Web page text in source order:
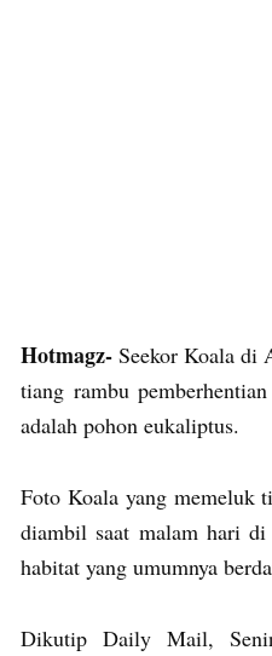
Hotmagz- Seekor Koala di
tiang rambu
adalah pohon eukaliptus.
Foto Koala yang memeluk
diambil saat malam hari
habitat yang umumnya
Dikutip Daily Mail,